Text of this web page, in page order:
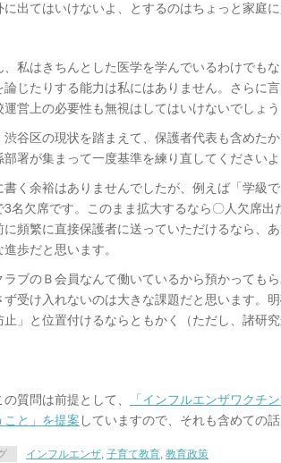
に出てはいけないよ、とするのはちょっと家庭
、私はきちんとした医学を学んでいるわけでも
論じたりする能力は私にはありません。さらに
運営上の必要性も無視はしてはいけないでしょう
渋谷区の現状を踏まえて、保護者代表も含めた
部署が集まって一度基準を練り直してくださいよ
書く余裕はありませんでしたが、例えば「学級
3名欠席です。このまま拡大するなら〇人欠席
に頻繁に直接保護者に送っていただけるなら、
進歩だと思います。
ラブのＢ会員なんて働いているから預かっても
ず受け入れないのは大きな課題だと思います。
止」と位置付けるならともかく（ただし、諸研
質問は前提として、
「インフルエンザワクチ
こと」を提案 していますので、それも含めての話
インフルエンザ, 子育て教育, 教育政策